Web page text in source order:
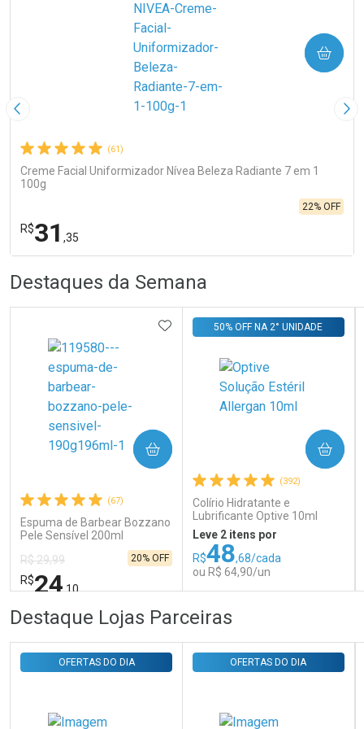
Imagem Anterior
(61)
Creme Facial Uniformizador Nívea Beleza Radiante 7 em 1
100g
R$31 ,35
22% OFF
COMPRAR
Laboratório
Comprar sem Desconto
Por R$ 31,35/cada
Por Menos
Comprar sem Desconto
Por R$ 31,35/cada
Destaques da Semana
(67)
Espuma de Barbear Bozzano
Pele Sensível 200ml
R$ 29,99
R$24,10
20% OFF
ADICIONAR AOS FAVORITOS
COMPRAR
FECHAR
Laboratório
FECHAR
Por Menos
(392)
Colírio Hidratante e
Lubrificante Optive 10ml
50% OFF NA 2° UNIDADE
Leve 2 itens por
R$48,68/cada
ou R$ 64,90/un
COMPRAR
Por Menos
Destaque Lojas Parceiras
OFERTAS DO DIA OFERTAS DO DIA